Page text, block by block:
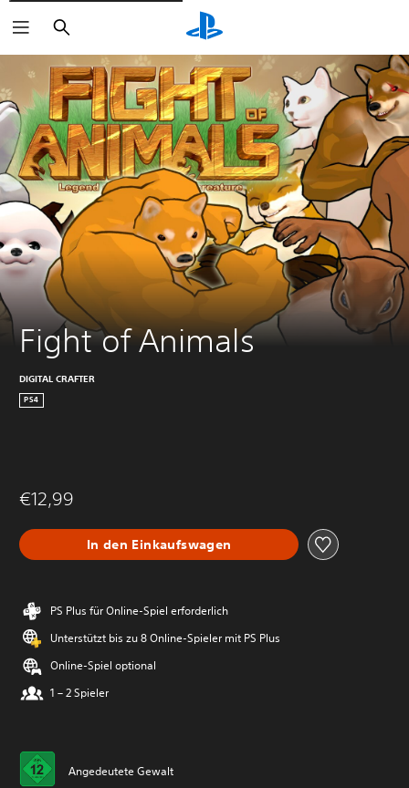
Suchen
Fight of Animals
DIGITAL CRAFTER
PS4
€12,99
In den Einkaufswagen
PS Plus für Online-Spiel erforderlich
Unterstützt bis zu 8 Online-Spieler mit PS Plus
Online-Spiel optional
1 – 2 Spieler
Angedeutete Gewalt